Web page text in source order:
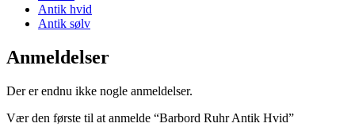
Antik hvid
Antik sølv
Anmeldelser
Der er endnu ikke nogle anmeldelser.
Vær den første til at anmelde “Barbord Ruhr Antik Hvid”